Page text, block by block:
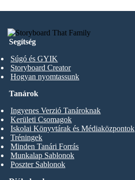
Segítség
Súgó és GYIK
Storyboard Creator
Hogyan nyomtassunk
Tanárok
Ingyenes Verzió Tanároknak
Kerületi Csomagok
Iskolai Könyvtárak és Médiaközpontok
Tréningek
Minden Tanári Forrás
Munkalap Sablonok
Poszter Sablonok